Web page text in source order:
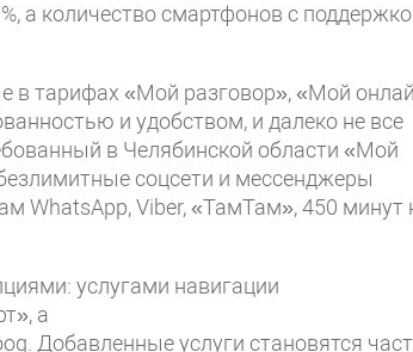
а количество смартфонов с
в тарифах «Мой разговор», «Мой
и удобством, и далеко не все
в Челябинской области «Мой
соцсети и мессенджеры
WhatsApp, Viber, «ТамТам», 450 минут
услугами навигации
а
Добавленные услуги становятся